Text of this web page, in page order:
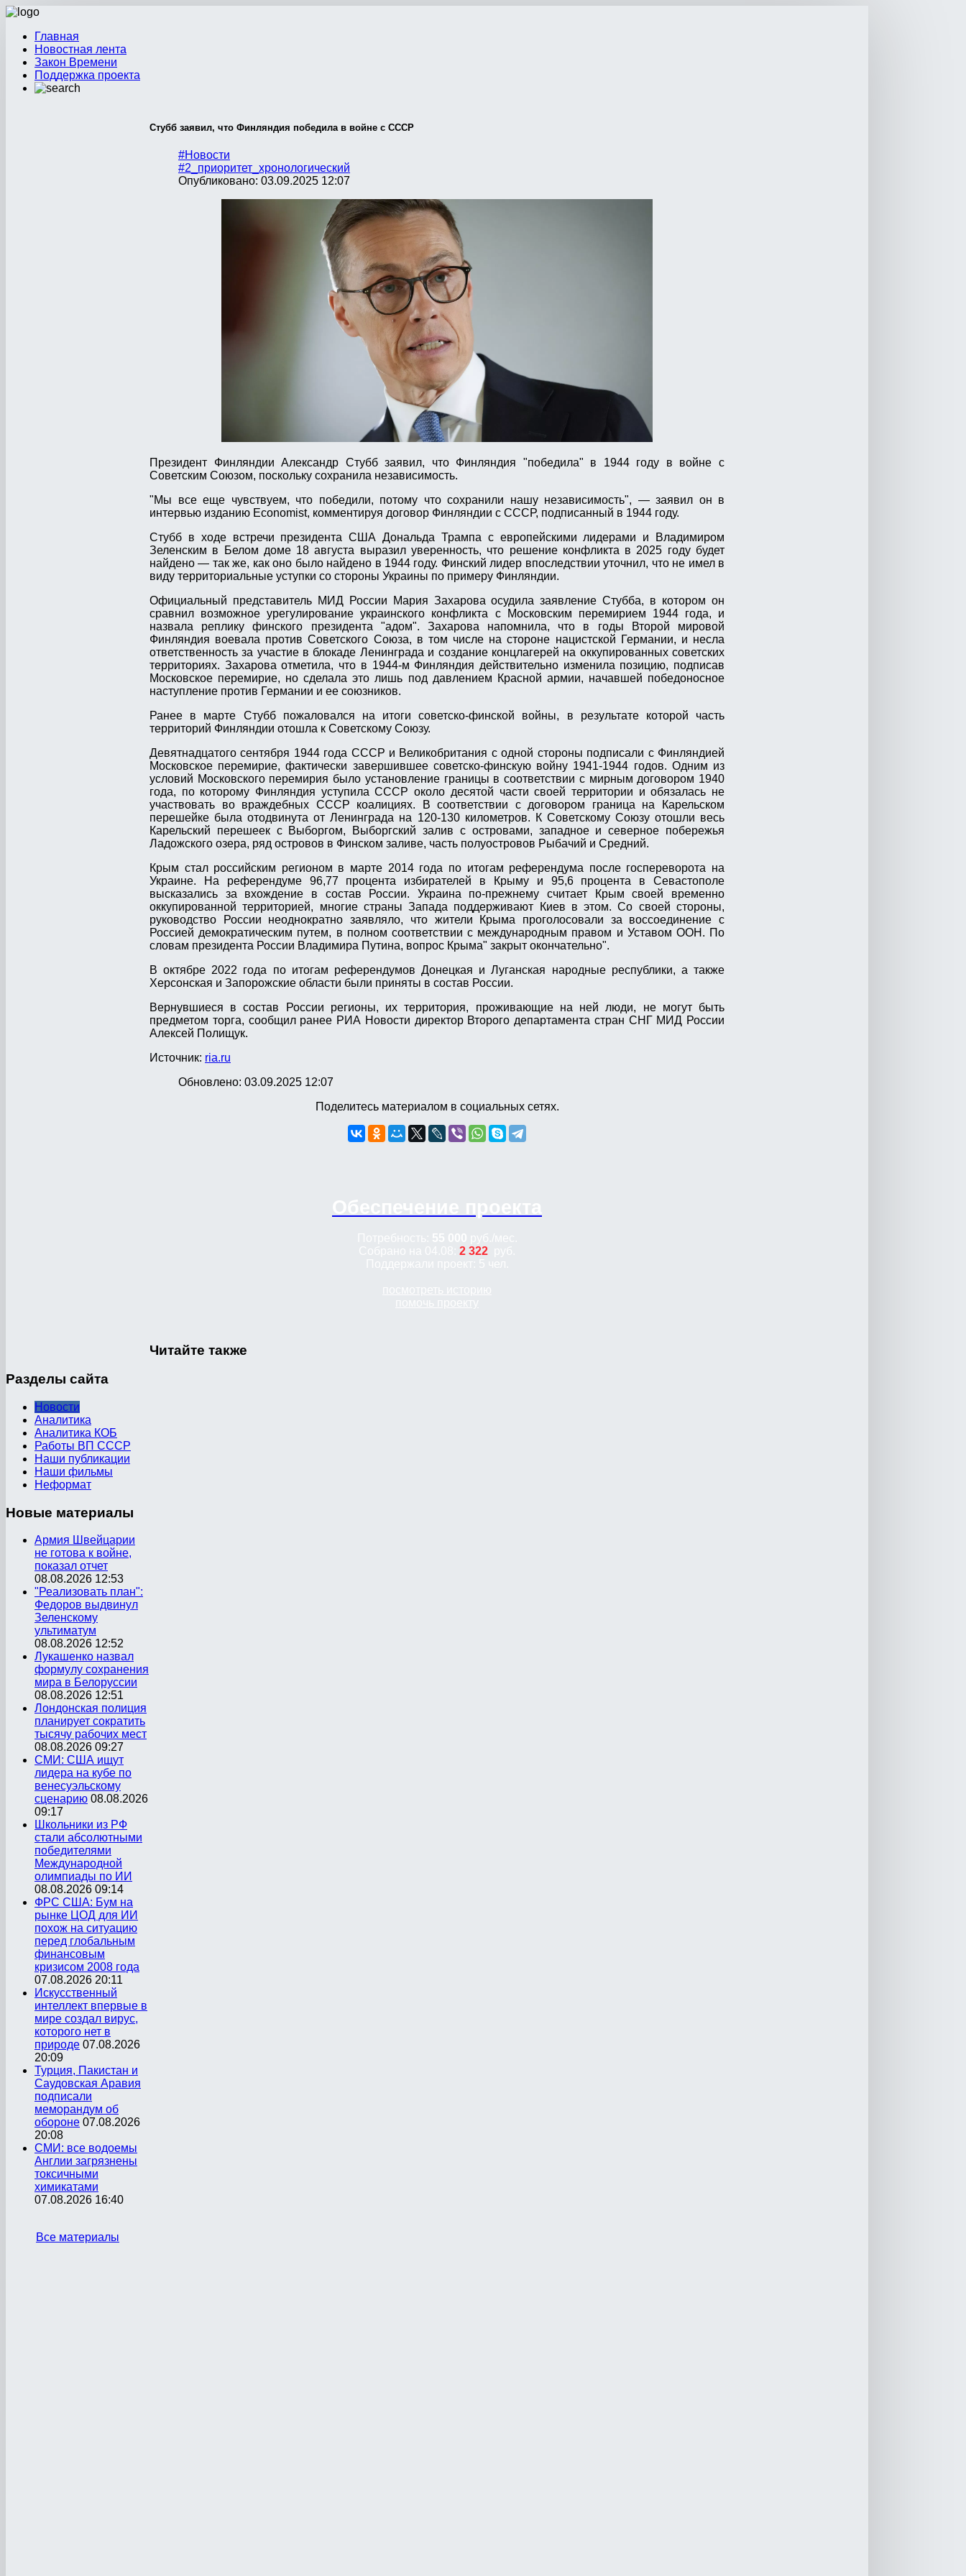
Главная
Новостная лента
Закон Времени
Поддержка проекта
Стубб заявил, что Финляндия победила в войне с СССР
#Новости
#2_приоритет_хронологический
Опубликовано: 03.09.2025 12:07
Президент Финляндии Александр Стубб заявил, что Финляндия "победила" в 1944 году в войне с
Советским Союзом, поскольку сохранила независимость.
"Мы все еще чувствуем, что победили, потому что сохранили нашу независимость", — заявил он в
интервью изданию Economist, комментируя договор Финляндии с СССР, подписанный в 1944 году.
Стубб в ходе встречи президента США Дональда Трампа с европейскими лидерами и Владимиром
Зеленским в Белом доме 18 августа выразил уверенность, что решение конфликта в 2025 году будет
найдено — так же, как оно было найдено в 1944 году. Финский лидер впоследствии уточнил, что не имел в
виду территориальные уступки со стороны Украины по примеру Финляндии.
Официальный представитель МИД России Мария Захарова осудила заявление Стубба, в котором он
сравнил возможное урегулирование украинского конфликта с Московским перемирием 1944 года, и
назвала реплику финского президента "адом". Захарова напомнила, что в годы Второй мировой
Финляндия воевала против Советского Союза, в том числе на стороне нацистской Германии, и несла
ответственность за участие в блокаде Ленинграда и создание концлагерей на оккупированных советских
территориях. Захарова отметила, что в 1944-м Финляндия действительно изменила позицию, подписав
Московское перемирие, но сделала это лишь под давлением Красной армии, начавшей победоносное
наступление против Германии и ее союзников.
Ранее в марте Стубб пожаловался на итоги советско-финской войны, в результате которой часть
территорий Финляндии отошла к Советскому Союзу.
Девятнадцатого сентября 1944 года СССР и Великобритания с одной стороны подписали с Финляндией
Московское перемирие, фактически завершившее советско-финскую войну 1941-1944 годов. Одним из
условий Московского перемирия было установление границы в соответствии с мирным договором 1940
года, по которому Финляндия уступила СССР около десятой части своей территории и обязалась не
участвовать во враждебных СССР коалициях. В соответствии с договором граница на Карельском
перешейке была отодвинута от Ленинграда на 120-130 километров. К Советскому Союзу отошли весь
Карельский перешеек с Выборгом, Выборгский залив с островами, западное и северное побережья
Ладожского озера, ряд островов в Финском заливе, часть полуостровов Рыбачий и Средний.
Крым стал российским регионом в марте 2014 года по итогам референдума после госпереворота на
Украине. На референдуме 96,77 процента избирателей в Крыму и 95,6 процента в Севастополе
высказались за вхождение в состав России. Украина по-прежнему считает Крым своей временно
оккупированной территорией, многие страны Запада поддерживают Киев в этом. Со своей стороны,
руководство России неоднократно заявляло, что жители Крыма проголосовали за воссоединение с
Россией демократическим путем, в полном соответствии с международным правом и Уставом ООН. По
словам президента России Владимира Путина, вопрос Крыма" закрыт окончательно".
В октябре 2022 года по итогам референдумов Донецкая и Луганская народные республики, а также
Херсонская и Запорожские области были приняты в состав России.
Вернувшиеся в состав России регионы, их территория, проживающие на ней люди, не могут быть
предметом торга, сообщил ранее РИА Новости директор Второго департамента стран СНГ МИД России
Алексей Полищук.
Источник: ria.ru
Обновлено: 03.09.2025 12:07
Поделитесь материалом в социальных сетях.
2 322
Читайте также
Разделы сайта
Новости
Аналитика
Аналитика КОБ
Работы ВП СССР
Наши публикации
Наши фильмы
Неформат
Новые материалы
Армия Швейцарии
не готова к войне,
показал отчет
08.08.2026 12:53
"Реализовать план":
Федоров выдвинул
Зеленскому
ультиматум
08.08.2026 12:52
Лукашенко назвал
формулу сохранения
мира в Белоруссии
08.08.2026 12:51
Лондонская полиция
планирует сократить
тысячу рабочих мест
08.08.2026 09:27
СМИ: США ищут
лидера на кубе по
венесуэльскому
сценарию 08.08.2026
09:17
Школьники из РФ
стали абсолютными
победителями
Международной
олимпиады по ИИ
08.08.2026 09:14
ФРС США: Бум на
рынке ЦОД для ИИ
похож на ситуацию
перед глобальным
финансовым
кризисом 2008 года
07.08.2026 20:11
Искусственный
интеллект впервые в
мире создал вирус,
которого нет в
природе 07.08.2026
20:09
Турция, Пакистан и
Саудовская Аравия
подписали
меморандум об
обороне 07.08.2026
20:08
СМИ: все водоемы
Англии загрязнены
токсичными
химикатами
07.08.2026 16:40
Все материалы